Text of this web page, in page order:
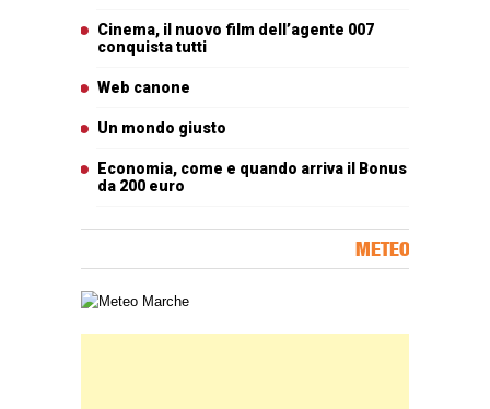
Cinema, il nuovo film dell’agente 007
conquista tutti
Web canone
Un mondo giusto
Economia, come e quando arriva il Bonus
da 200 euro
METEO
Carta meteorologica delle Marche